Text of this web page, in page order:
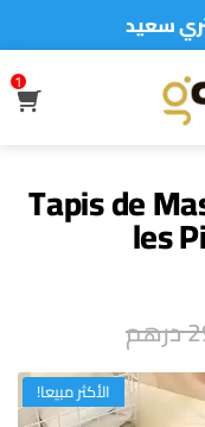
1
Tapis de
les
درهم
الأكثر مبيعا!